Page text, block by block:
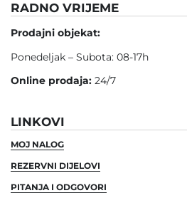
RADNO VRIJEME
Prodajni objekat:
Ponedeljak – Subota: 08-17h
Online prodaja: 24/7
LINKOVI
MOJ NALOG
REZERVNI DIJELOVI
PITANJA I ODGOVORI